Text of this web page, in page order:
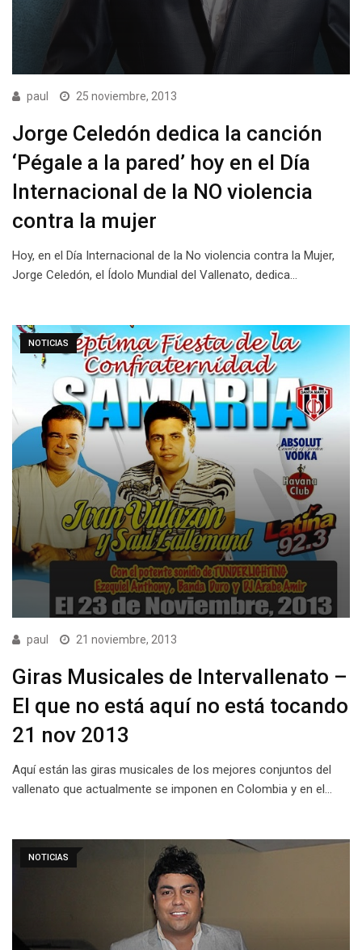
paul 25 noviembre, 2013
Jorge Celedón dedica la canción
‘Pégale a la pared’ hoy en el Día
Internacional de la NO violencia
contra la mujer
Hoy, en el Día Internacional de la No violencia contra la Mujer,
Jorge Celedón, el Ídolo Mundial del Vallenato, dedica…
NOTICIAS
paul 21 noviembre, 2013
Giras Musicales de Intervallenato –
El que no está aquí no está tocando
21 nov 2013
Aquí están las giras musicales de los mejores conjuntos del
vallenato que actualmente se imponen en Colombia y en el…
NOTICIAS